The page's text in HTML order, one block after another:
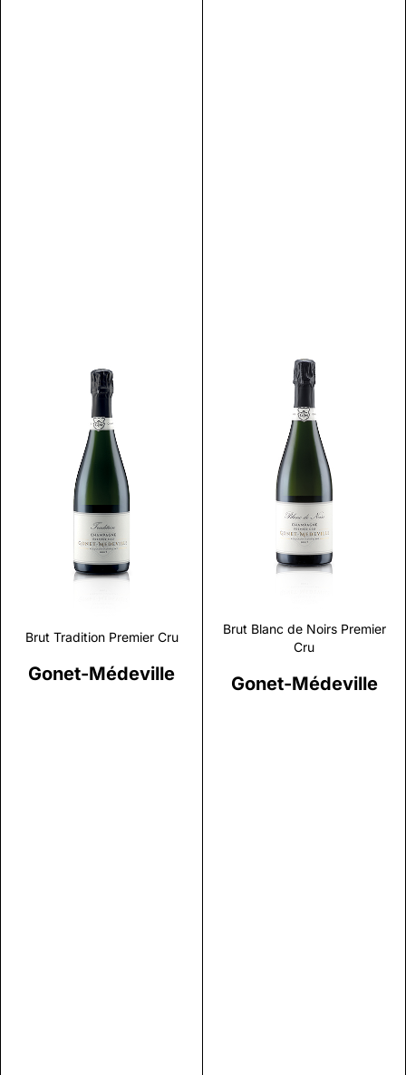
Brut Tradition Premier Cru
Gonet-Médeville
Discover
Brut Blanc de Noirs Premier
Cru
Gonet-Médeville
Discover